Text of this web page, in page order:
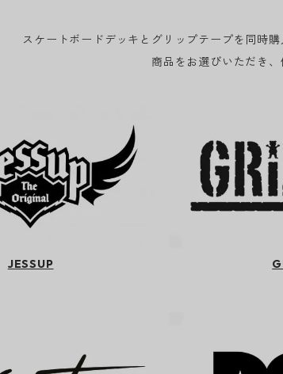
スケートボードデッキとグリップテープを同時
商品をお選びいただき、
JESSUP